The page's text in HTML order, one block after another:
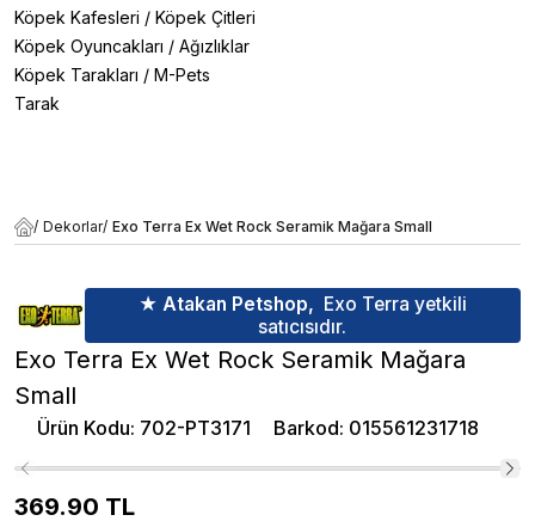
Köpek Kafesleri / Köpek Çitleri
Köpek Oyuncakları / Ağızlıklar
Köpek Tarakları / M-Pets
Tarak
/ Dekorlar/ Exo Terra Ex Wet Rock Seramik Mağara Small
★ Atakan Petshop, Exo Terra yetkili
satıcısıdır.
Exo Terra Ex Wet Rock Seramik Mağara
Small
Ürün Kodu: 702-PT3171 Barkod: 015561231718
369.90 TL